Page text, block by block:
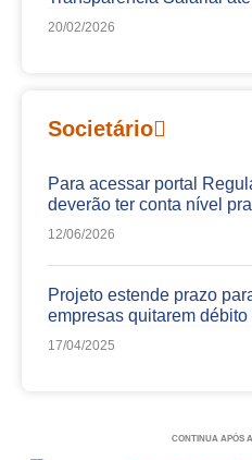
20/02/2026
Societário
Para acessar portal
deverão ter conta nível
12/06/2026
Projeto estende prazo
empresas quitarem débito
17/04/2025
CONTINUA APÓS